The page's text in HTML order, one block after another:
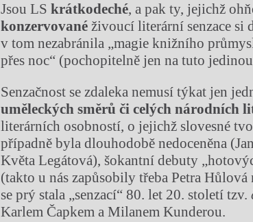
Jsou LSkrátkodeché, a pak ty, jejichž
konzervované živoucí literární senzace si
v tom nezabránila „magie knižního
přes noc“ (pochopitelně jen na tuto
Senzačnost se zdaleka nemusí týkat jen
uměleckých směrů či celých národních
literárních osobností, o jejichž slovesné
případně byla dlouhodobě nedoceněna
Květa Legátová), šokantní debuty
(takto u nás zapůsobily třeba Petra
se prý stala „senzací“ 80. let 20. století tzv.
Karlem Čapkem a Milanem Kunderou.